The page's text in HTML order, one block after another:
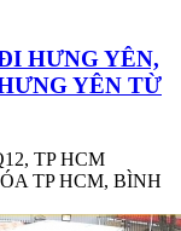
HƯNG YÊN,
YÊN TỪ
TP HCM
TP HCM, BÌNH